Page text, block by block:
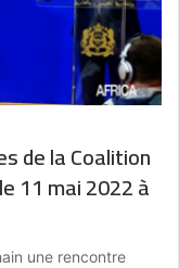
de la Coalition
11 mai 2022 à
une rencontre